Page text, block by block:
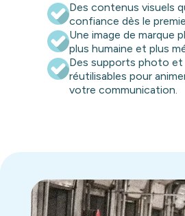
Des contenus visuels
confiance dès le
Une image de marque
plus humaine et plus
Des supports photo et
réutilisables pour
votre communication.